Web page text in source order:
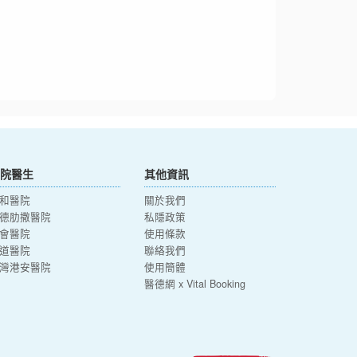
醫生
醫院
肋撒醫院
醫院
醫院
港安醫院
其他資訊
關於我們
私隱政策
使用條款
聯絡我們
使用簡體
醫德網 x Vital Booking